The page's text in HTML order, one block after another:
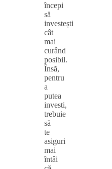
începi
să
investești
cât
mai
curând
posibil.
Însă,
pentru
a
putea
investi,
trebuie
să
te
asiguri
mai
întâi